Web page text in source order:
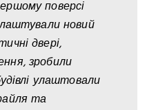
поверсі
новий
двері,
зробили
улаштовали
та